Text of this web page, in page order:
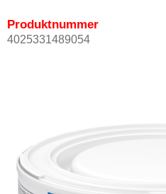
Produktnummer
4025331489054